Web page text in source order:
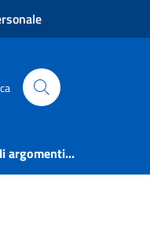
argomenti...